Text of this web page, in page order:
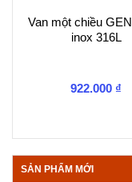
Van một chiều
inox 316L
922.000 ₫
SẢN PHẨM MỚI